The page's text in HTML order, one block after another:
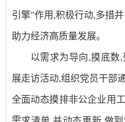
引擎”作用,积极行动,多措
助力经济高质量发展。
以需求为导向,摸底数
展走访活动,组织党员干部
全面动态摸排非公企业用